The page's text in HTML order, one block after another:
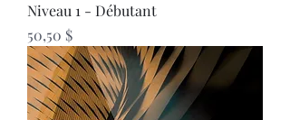
Niveau 1 - Débutant
Prix
50,50 $